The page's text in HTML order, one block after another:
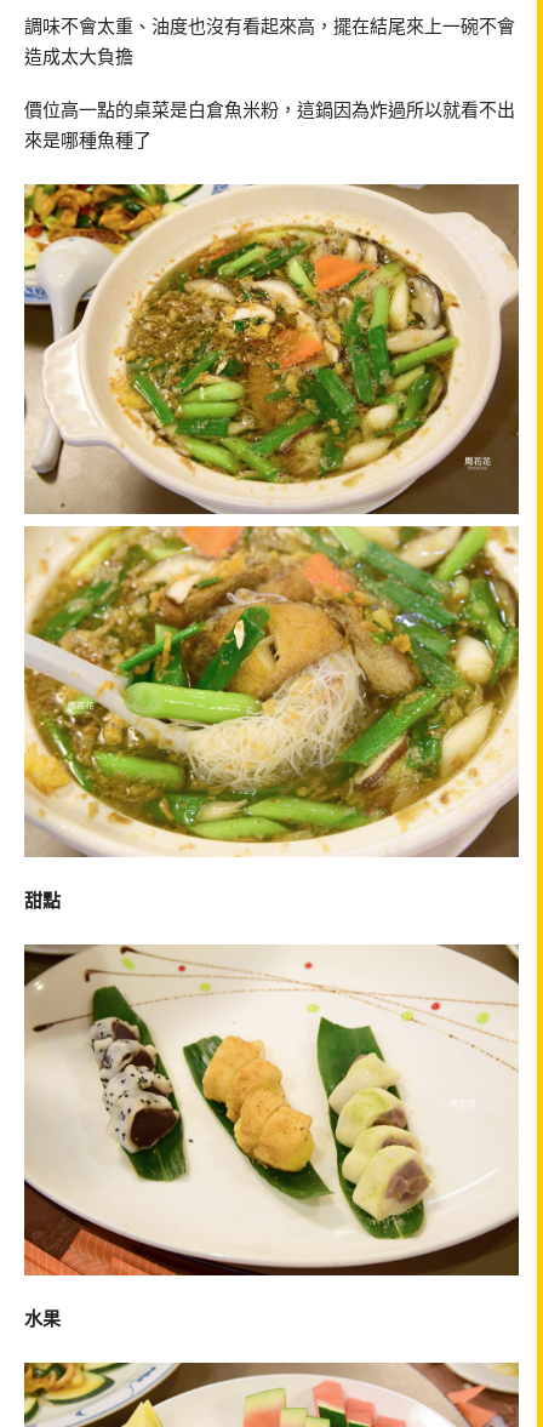
調味不會太重、油度也沒有看起來高，擺在結尾來上一碗不會
造成太大負擔
價位高一點的桌菜是白倉魚米粉，這鍋因為炸過所以就看不出
來是哪種魚種了
甜點
水果